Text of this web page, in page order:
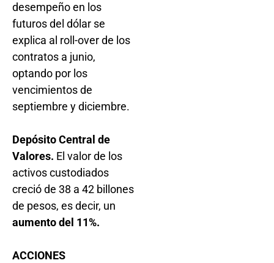
desempeño en los
futuros del dólar se
explica al roll-over de los
contratos a junio,
optando por los
vencimientos de
septiembre y diciembre.
Depósito Central de
Valores. El valor de los
activos custodiados
creció de 38 a 42 billones
de pesos, es decir, un
aumento del 11%.
ACCIONES